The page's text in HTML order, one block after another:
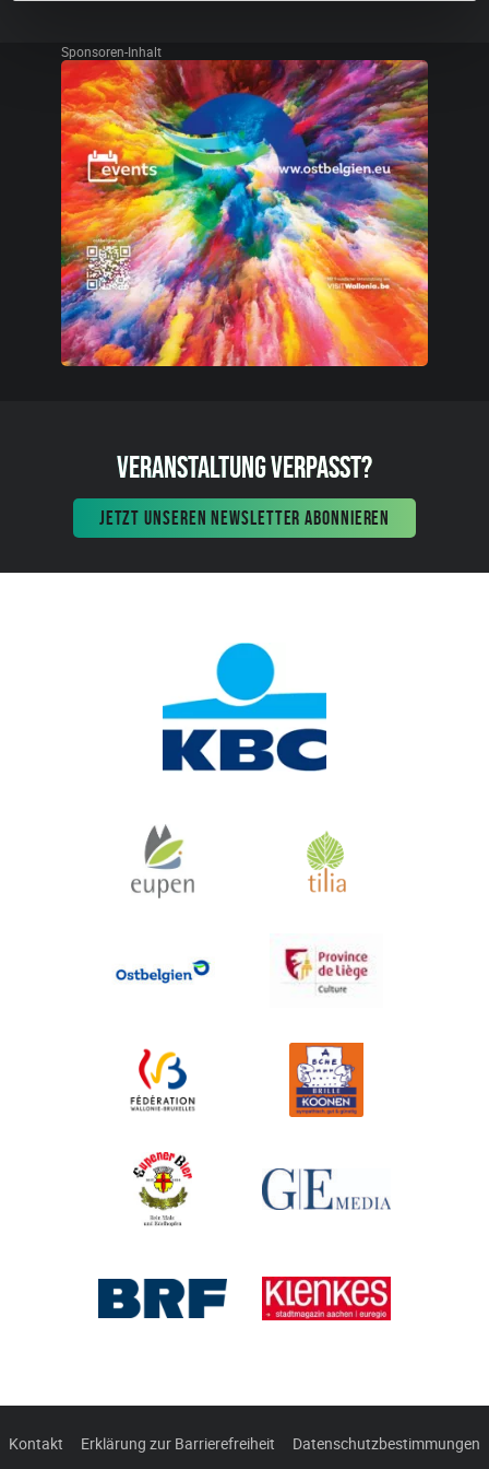
Sponsoren-Inhalt
VERANSTALTUNG VERPASST?
JETZT UNSEREN NEWSLETTER ABONNIEREN
Kontakt Erklärung zur Barrierefreiheit Datenschutzbestimmungen